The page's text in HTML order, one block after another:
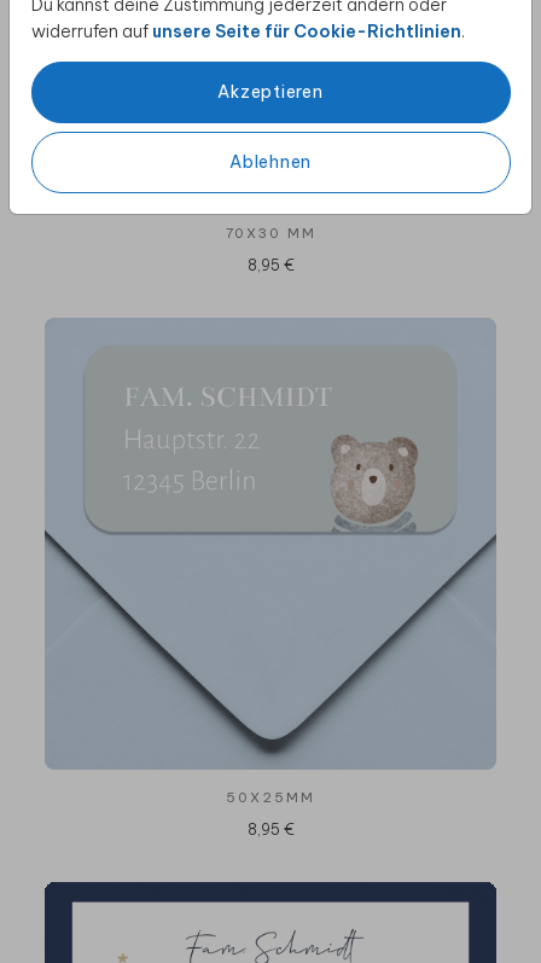
widerrufen auf unsere Seite für Cookie-Richtlinien.
Akzeptieren
Ablehnen
70X30 MM
8,95 €
50X25MM
8,95 €